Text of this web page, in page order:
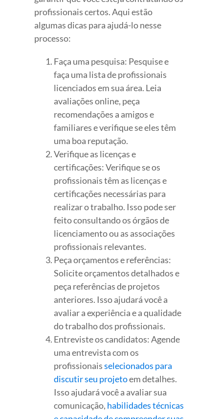
profissionais certos. Aqui estão
algumas dicas para ajudá-lo nesse
processo:
Faça uma pesquisa: Pesquise e
faça uma lista de profissionais
licenciados em sua área. Leia
avaliações online, peça
recomendações a amigos e
familiares e verifique se eles têm
uma boa reputação.
Verifique as licenças e
certificações: Verifique se os
profissionais têm as licenças e
certificações necessárias para
realizar o trabalho. Isso pode ser
feito consultando os órgãos de
licenciamento ou as associações
profissionais relevantes.
Peça orçamentos e referências:
Solicite orçamentos detalhados e
peça referências de projetos
anteriores. Isso ajudará você a
avaliar a experiência e a qualidade
do trabalho dos profissionais.
Entreviste os candidatos: Agende
uma entrevista com os
profissionaisselecionados para
discutir seu projetoem detalhes.
Isso ajudará você a avaliar sua
comunicação, habilidades técnicas